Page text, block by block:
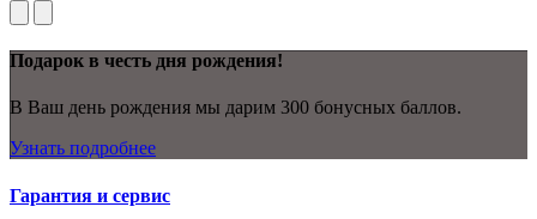
Подарок в честь дня рождения!
В Ваш день рождения мы дарим 300 бонусных баллов.
Узнать подробнее
Гарантия и сервис